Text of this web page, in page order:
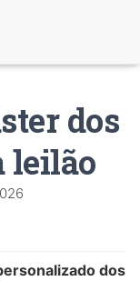
dos
leilão
dos